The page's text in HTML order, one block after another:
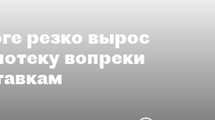
резко вырос
вопреки